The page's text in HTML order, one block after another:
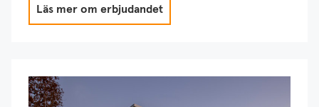
Läs mer om erbjudandet